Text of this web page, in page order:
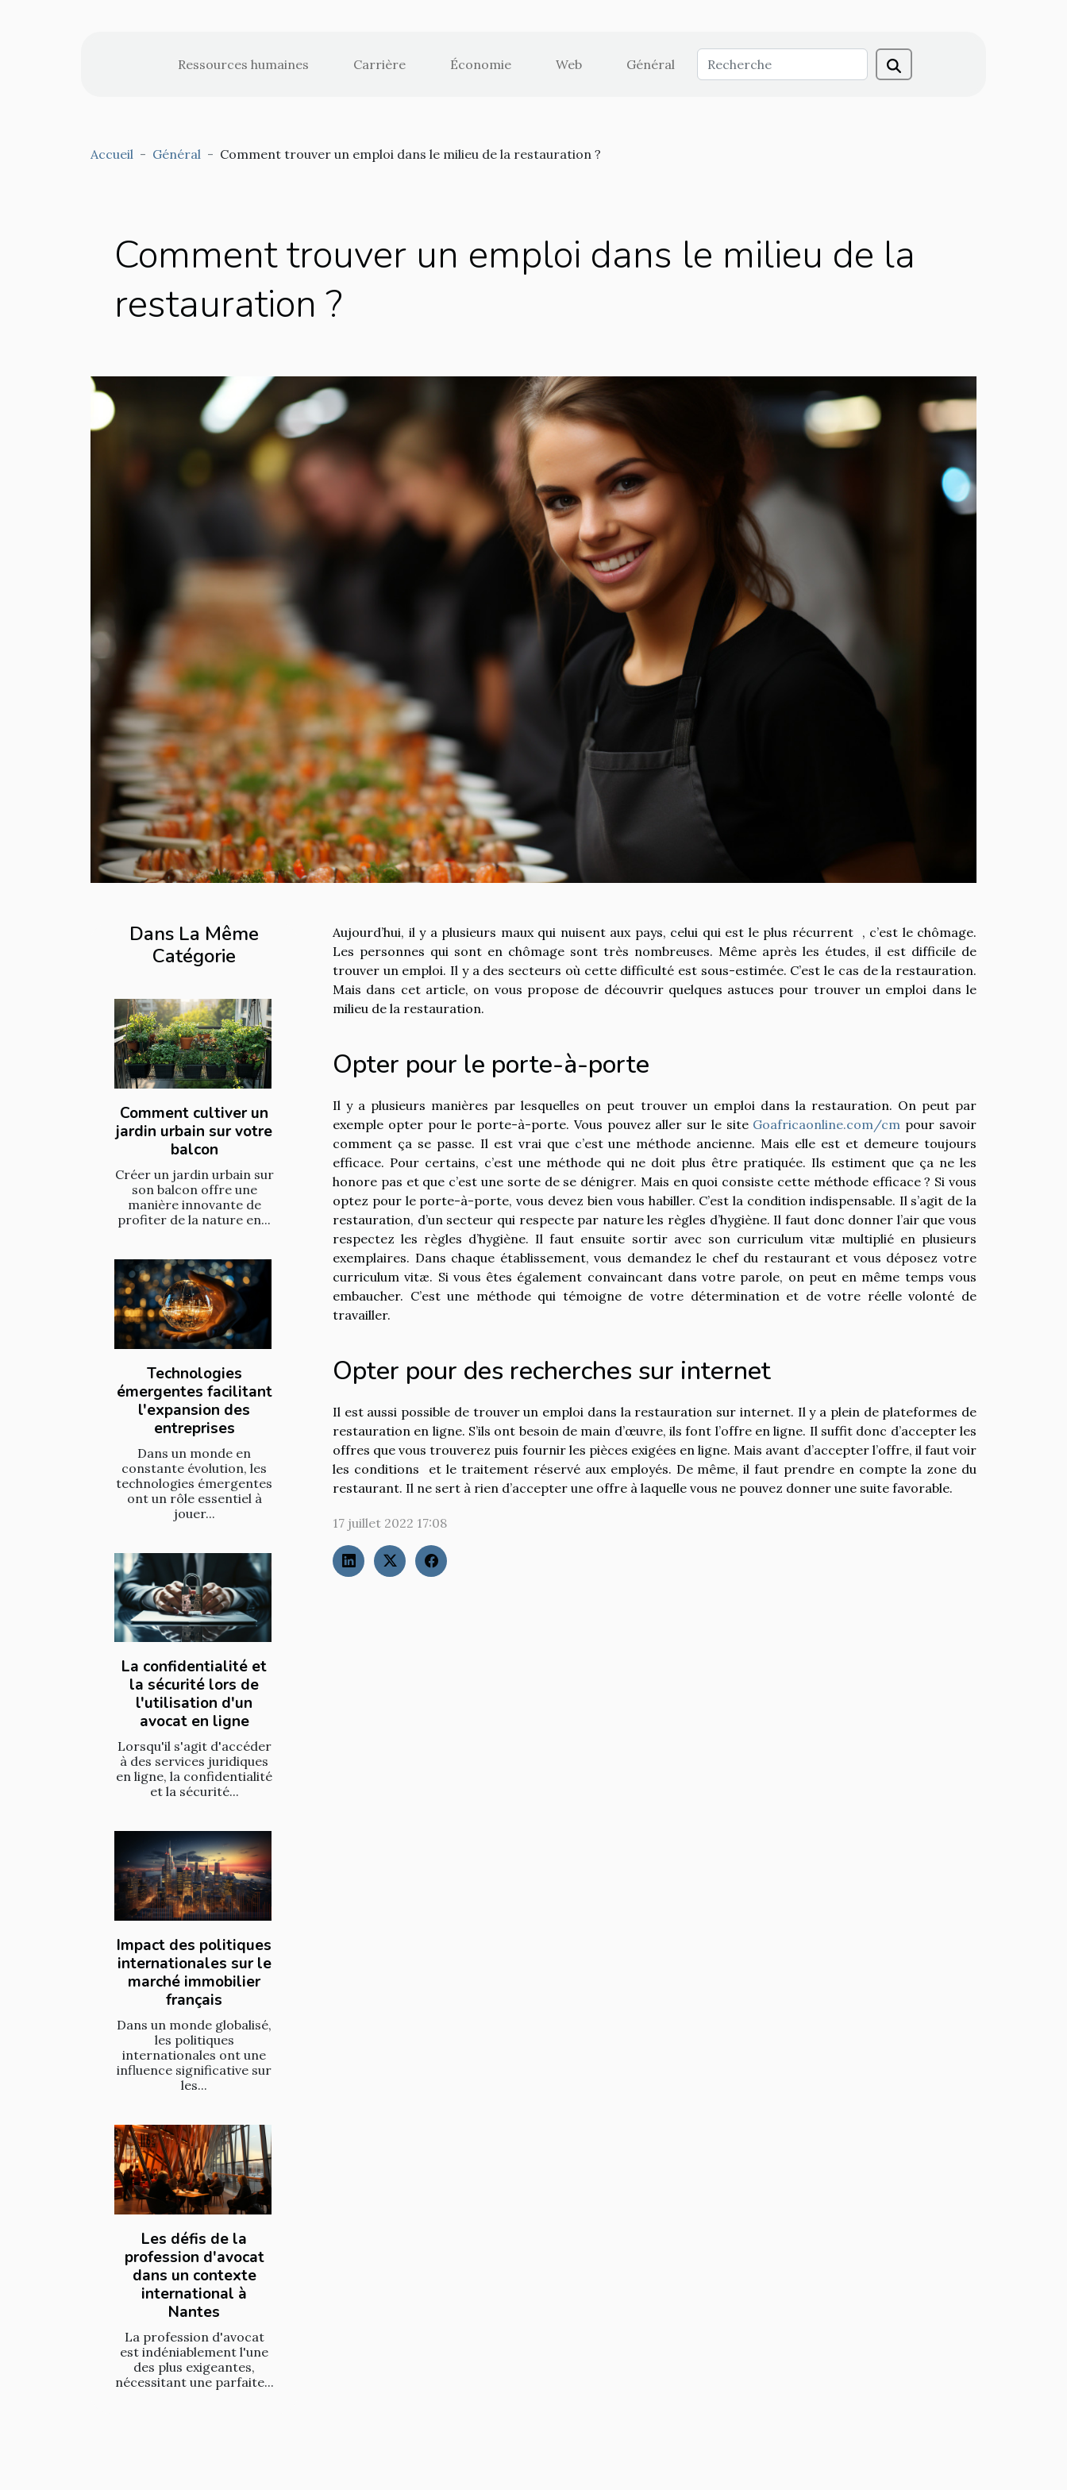
Ressources humaines Carrière Économie Web Général
Accueil Général Comment trouver un emploi dans le milieu de la restauration ?
Comment trouver un emploi dans le milieu de la
restauration ?
Dans La Même
Catégorie
Comment cultiver un
jardin urbain sur votre
balcon
Créer un jardin urbain sur
son balcon offre une
manière innovante de
profiter de la nature en...
Technologies
émergentes facilitant
l'expansion des
entreprises
Dans un monde en
constante évolution, les
technologies émergentes
ont un rôle essentiel à
jouer...
La confidentialité et
la sécurité lors de
l'utilisation d'un
avocat en ligne
Lorsqu'il s'agit d'accéder
à des services juridiques
en ligne, la confidentialité
et la sécurité...
Impact des politiques
internationales sur le
marché immobilier
français
Dans un monde globalisé,
les politiques
internationales ont une
influence significative sur
les...
Les défis de la
profession d'avocat
dans un contexte
international à
Nantes
La profession d'avocat
est indéniablement l'une
des plus exigeantes,
nécessitant une parfaite...
Aujourd’hui, il y a plusieurs maux qui nuisent aux pays, celui qui est le plus récurrent , c’est le chômage.
Les personnes qui sont en chômage sont très nombreuses. Même après les études, il est difficile de
trouver un emploi. Il y a des secteurs où cette difficulté est sous-estimée. C’est le cas de la restauration.
Mais dans cet article, on vous propose de découvrir quelques astuces pour trouver un emploi dans le
milieu de la restauration.
Opter pour le porte-à-porte
Il y a plusieurs manières par lesquelles on peut trouver un emploi dans la restauration. On peut par
exemple opter pour le porte-à-porte. Vous pouvez aller sur le site Goafricaonline.com/cm pour savoir
comment ça se passe. Il est vrai que c’est une méthode ancienne. Mais elle est et demeure toujours
efficace. Pour certains, c’est une méthode qui ne doit plus être pratiquée. Ils estiment que ça ne les
honore pas et que c’est une sorte de se dénigrer. Mais en quoi consiste cette méthode efficace ? Si vous
optez pour le porte-à-porte, vous devez bien vous habiller. C’est la condition indispensable. Il s’agit de la
restauration, d’un secteur qui respecte par nature les règles d’hygiène. Il faut donc donner l’air que vous
respectez les règles d’hygiène. Il faut ensuite sortir avec son curriculum vitæ multiplié en plusieurs
exemplaires. Dans chaque établissement, vous demandez le chef du restaurant et vous déposez votre
curriculum vitæ. Si vous êtes également convaincant dans votre parole, on peut en même temps vous
embaucher. C’est une méthode qui témoigne de votre détermination et de votre réelle volonté de
travailler.
Opter pour des recherches sur internet
Il est aussi possible de trouver un emploi dans la restauration sur internet. Il y a plein de plateformes de
restauration en ligne. S’ils ont besoin de main d’œuvre, ils font l’offre en ligne. Il suffit donc d’accepter les
offres que vous trouverez puis fournir les pièces exigées en ligne. Mais avant d’accepter l’offre, il faut voir
les conditions et le traitement réservé aux employés. De même, il faut prendre en compte la zone du
restaurant. Il ne sert à rien d’accepter une offre à laquelle vous ne pouvez donner une suite favorable.
17 juillet 2022 17:08